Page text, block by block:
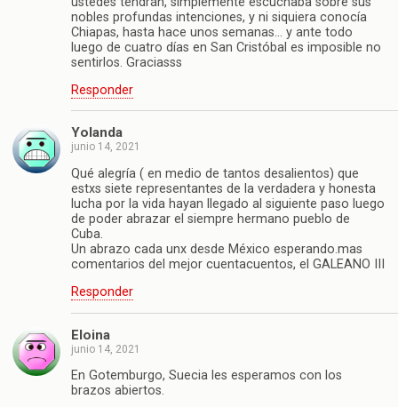
nobles profundas intenciones, y ni siquiera conocía
Chiapas, hasta hace unos semanas… y ante todo
luego de cuatro días en San Cristóbal es imposible no
sentirlos. Graciasss
Responder
Yolanda
junio 14, 2021
Qué alegría ( en medio de tantos desalientos) que
estxs siete representantes de la verdadera y honesta
lucha por la vida hayan llegado al siguiente paso luego
de poder abrazar el siempre hermano pueblo de
Cuba.
Un abrazo cada unx desde México esperando.mas
comentarios del mejor cuentacuentos, el GALEANO III
Responder
Eloina
junio 14, 2021
En Gotemburgo, Suecia les esperamos con los
brazos abiertos.